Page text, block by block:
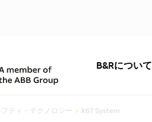
B&Rについて
フティ・テクノロジー X67 System